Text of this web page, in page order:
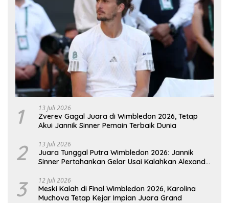
1 13 Juli 2026
Zverev Gagal Juara di Wimbledon 2026, Tetap
Akui Jannik Sinner Pemain Terbaik Dunia
2 13 Juli 2026
Juara Tunggal Putra Wimbledon 2026: Jannik
Sinner Pertahankan Gelar Usai Kalahkan Alexander
3 12 Juli 2026
Meski Kalah di Final Wimbledon 2026, Karolina
Muchova Tetap Kejar Impian Juara Grand